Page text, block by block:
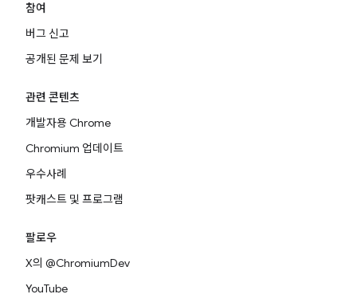
참여
버그 신고
공개된 문제 보기
관련 콘텐츠
개발자용 Chrome
Chromium 업데이트
우수사례
팟캐스트 및 프로그램
팔로우
X의 @ChromiumDev
YouTube